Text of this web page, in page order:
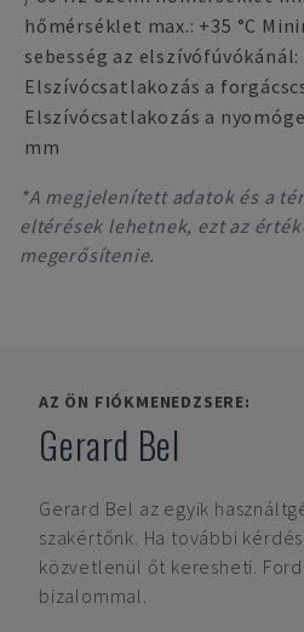
hőmérséklet max.: +35 °C
sebesség az elszívófúvókánál:
Elszívócsatlakozás a
Elszívócsatlakozás a
mm
*A megjelenített adatok és a
eltérések lehetnek, ezt az
megerősítenie.
AZ ÖN FIÓKMENEDZSERE:
Gerard Bel
Gerard Bel az egyik
szakértőnk. Ha további
közvetlenül őt keresheti.
bizalommal.